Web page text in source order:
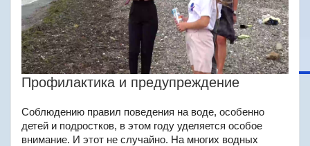
Профилактика и предупреждение
Соблюдению правил поведения на воде, особенно
детей и подростков, в этом году уделяется особое
внимание. И этот не случайно. На многих водных